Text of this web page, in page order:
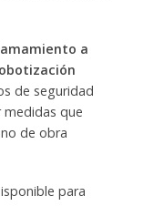
a
de seguridad
medidas que
de obra
para